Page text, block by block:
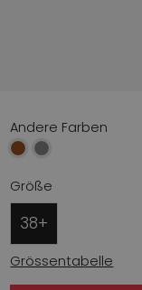
Andere Farben
Größe
38+
Grössentabelle